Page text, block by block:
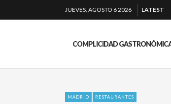
JUEVES, AGOSTO 6 2026
LATEST
COMPLICIDAD
MADRID RESTAURANTES